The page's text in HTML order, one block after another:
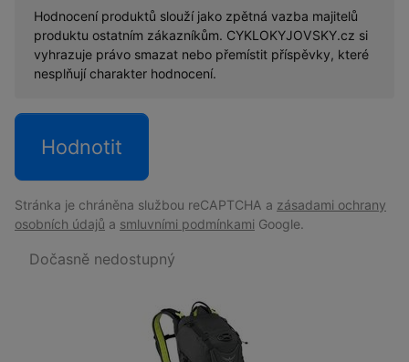
Hodnocení produktů slouží jako zpětná vazba majitelů
produktu ostatním zákazníkům. CYKLOKYJOVSKY.cz si
vyhrazuje právo smazat nebo přemístit příspěvky, které
nesplňují charakter hodnocení.
Stránka je chráněna službou reCAPTCHA a zásadami ochrany
osobních údajů a smluvními podmínkami Google.
Dočasně nedostupný